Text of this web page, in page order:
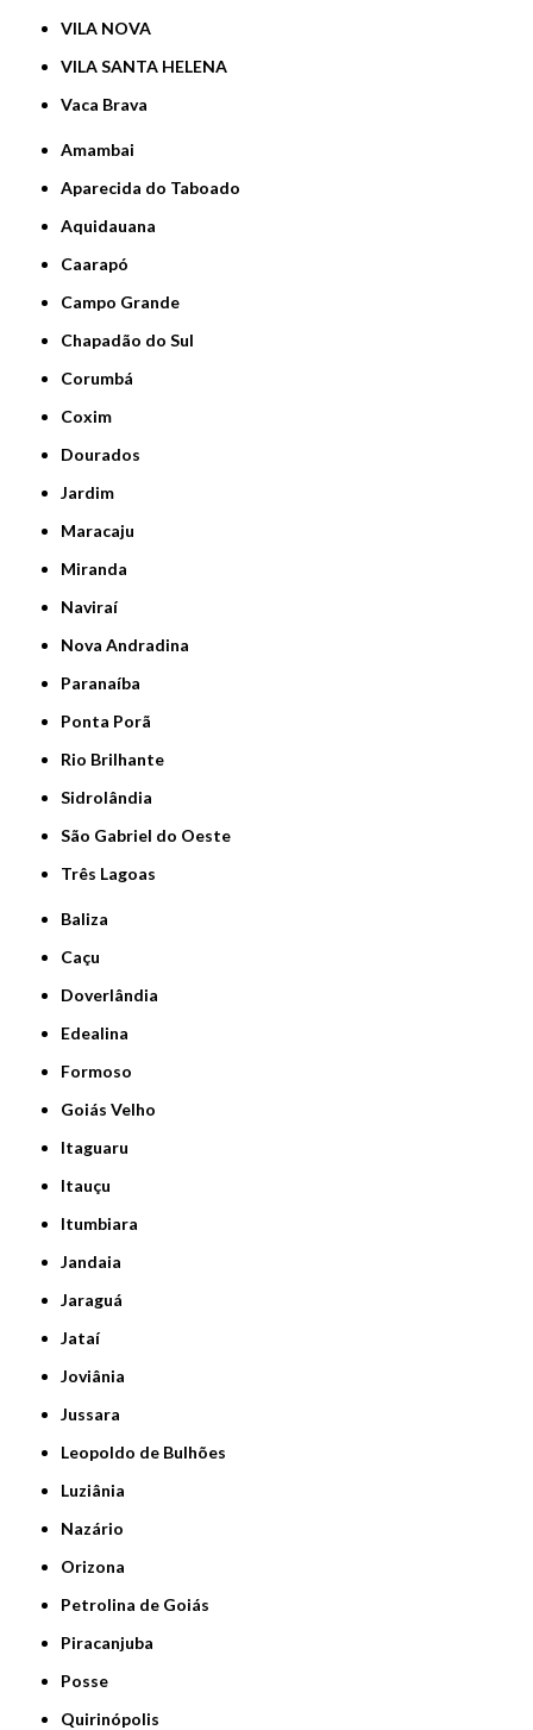
VILA NOVA
VILA SANTA HELENA
Vaca Brava
Amambai
Aparecida do Taboado
Aquidauana
Caarapó
Campo Grande
Chapadão do Sul
Corumbá
Coxim
Dourados
Jardim
Maracaju
Miranda
Naviraí
Nova Andradina
Paranaíba
Ponta Porã
Rio Brilhante
Sidrolândia
São Gabriel do Oeste
Três Lagoas
Baliza
Caçu
Doverlândia
Edealina
Formoso
Goiás Velho
Itaguaru
Itauçu
Itumbiara
Jandaia
Jaraguá
Jataí
Joviânia
Jussara
Leopoldo de Bulhões
Luziânia
Nazário
Orizona
Petrolina de Goiás
Piracanjuba
Posse
Quirinópolis